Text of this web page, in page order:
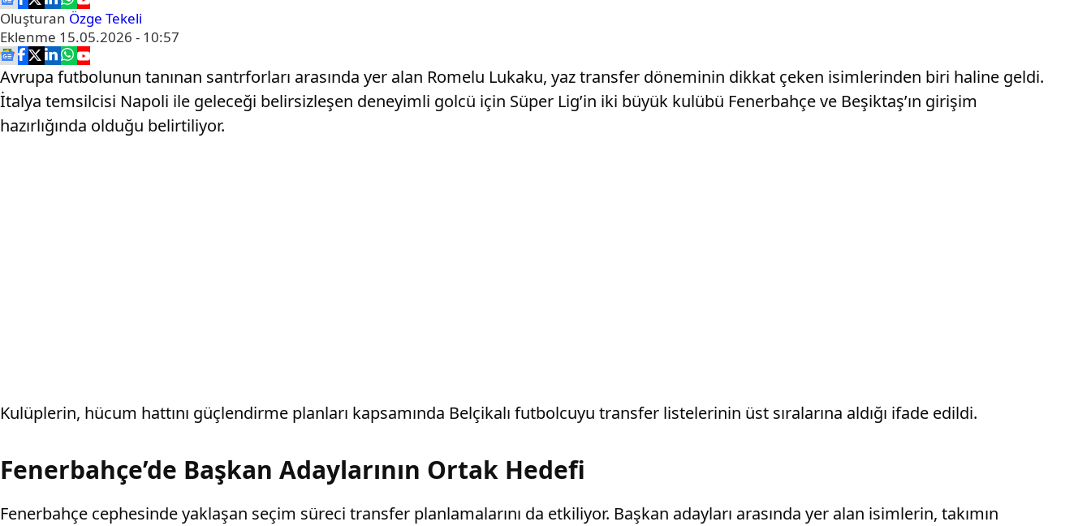
Oluşturan Özge Tekeli
Eklenme 15.05.2026 - 10:57
Avrupa futbolunun tanınan santrforları arasında yer alan Romelu Lukaku, yaz transfer döneminin dikkat çeken isimlerinden biri haline geldi.
İtalya temsilcisi Napoli ile geleceği belirsizleşen deneyimli golcü için Süper Lig’in iki büyük kulübü Fenerbahçe ve Beşiktaş’ın girişim
hazırlığında olduğu belirtiliyor.
Kulüplerin, hücum hattını güçlendirme planları kapsamında Belçikalı futbolcuyu transfer listelerinin üst sıralarına aldığı ifade edildi.
Fenerbahçe’de Başkan Adaylarının Ortak Hedefi
Fenerbahçe cephesinde yaklaşan seçim süreci transfer planlamalarını da etkiliyor. Başkan adayları arasında yer alan isimlerin, takımın